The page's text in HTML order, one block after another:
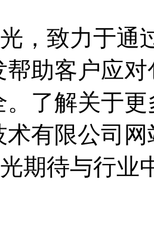
，致力于通
帮助客户应
。了解关于
术有限公司
期待与行业